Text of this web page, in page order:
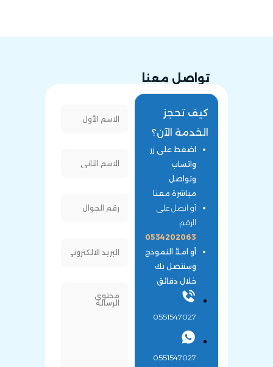
تواصل معنا
كيف تحجز
الخدمة الآن؟
اضغط على زر
واتساب
وتواصل
مباشرة معنا
أو اتصل على
الرقم:
0534202063
أو املأ النموذج
وسنتصل بك
خلال دقائق
0551547027
0551547027